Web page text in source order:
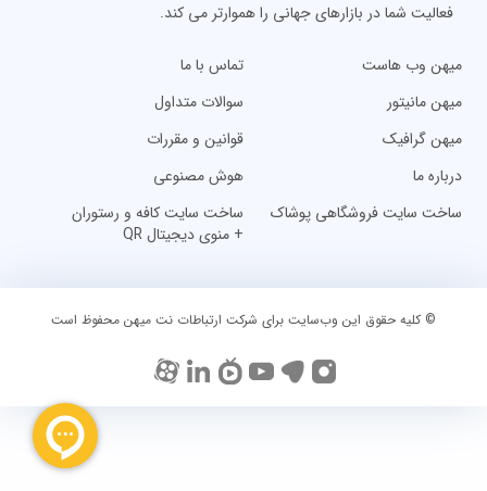
فعالیت شما در بازارهای جهانی را هموارتر می کند.
میهن وب هاست
میهن مانیتور
میهن گرافیک
درباره ما
تماس با ما
سوالات متداول
قوانین و مقررات
هوش مصنوعی
ساخت سایت فروشگاهی پوشاک
ساخت سایت کافه و رستوران
+ منوی دیجیتال QR
© کلیه حقوق این وب‌سایت برای شرکت ارتباطات نت میهن محفوظ است